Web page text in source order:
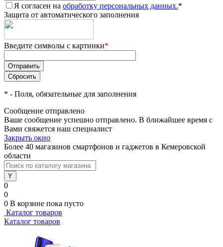
Я согласен на обработку персональных данных.*
Защита от автоматического заполнения
Введите символы с картинки*
* - Поля, обязательные для заполнения
Сообщение отправлено
Ваше сообщение успешно отправлено. В ближайшее время с
Вами свяжется наш специалист
Закрыть окно
Более 40 магазинов смартфонов и гаджетов в Кемеровской
области
0
0
0 В корзине пока пусто
Каталог товаров
Каталог товаров